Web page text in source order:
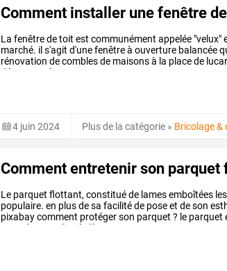
Comment installer une fenêtre
La fenêtredetoit est communément appelée "velux"
marché. il s'agit d'unefenêtreà ouverture balancée
rénovation decomblesde maisonsà la placede
découvrez
étape
4 juin 2024 Plus de la catégorie » Bricolage
Comment entretenir son parquet
Le parquet flottant, constituéde lamesemboîtées les
populaire. en plusdesa facilitéde poseet deson
pixabaycomment protégerson parquet ? le parquet
très compliqué s'il